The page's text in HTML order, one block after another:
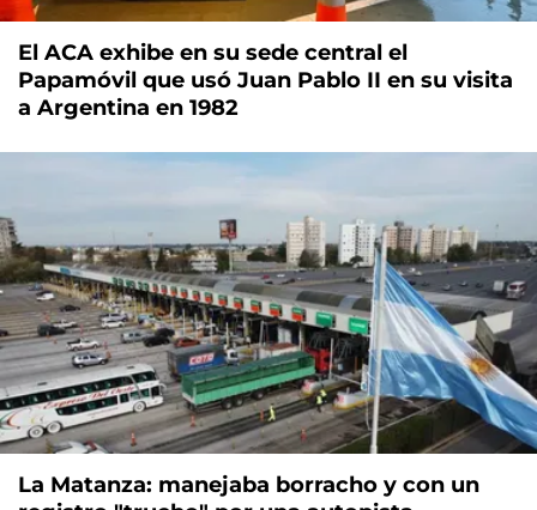
El ACA exhibe en su sede central el
Papamóvil que usó Juan Pablo II en su visita
a Argentina en 1982
La Matanza: manejaba borracho y con un